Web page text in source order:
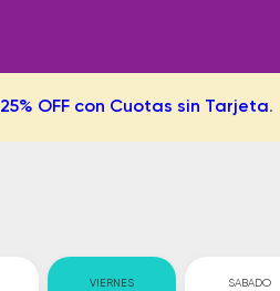
25% OFF con Cuotas sin Tarjeta.
VIERNES SABADO